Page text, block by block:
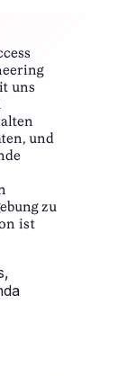
uns
und
zu
ist
,